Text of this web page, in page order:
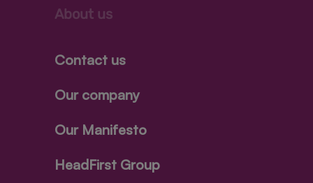
About us
Contact us
Our company
Our Manifesto
HeadFirst Group